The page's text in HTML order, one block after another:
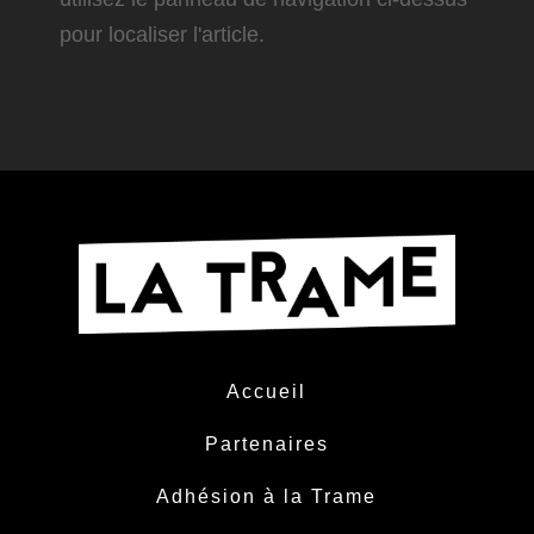
pour localiser l'article.
Accueil
Partenaires
Adhésion à la Trame